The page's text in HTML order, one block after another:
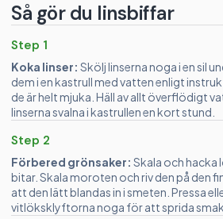
Så gör du linsbiffar
Step 1
Koka linser: Skölj linserna noga i en sil
dem i en kastrull med vatten enligt
de är helt mjuka. Häll av allt överflödigt
linserna svalna i kastrullen en kort stund.
Step 2
Förbered grönsaker: Skala och hacka
bitar. Skala moroten och riv den på den
att den lätt blandas in i smeten. Pressa
vitlöksklyftorna noga för att sprida